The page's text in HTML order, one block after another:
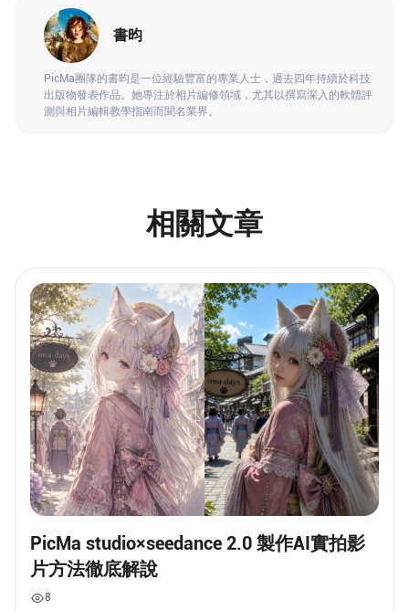
書昀
PicMa團隊的書昀是一位經驗豐富的專業人士，過去四年持續於科技
出版物發表作品。她專注於相片編修領域，尤其以撰寫深入的軟體評
測與相片編輯教學指南而聞名業界。
相關文章
PicMa studio×seedance 2.0 製作AI實拍影
片方法徹底解說
8